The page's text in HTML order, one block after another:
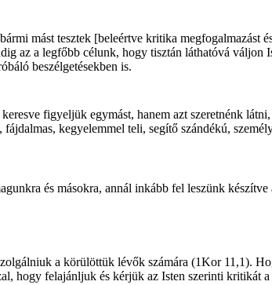
mást tesztek [beleértve kritika megfogalmazást
az a legfőbb célunk, hogy tisztán láthatóvá váljon
beszélgetésekben is.
figyeljük egymást, hanem azt szeretnénk
kegyelemmel teli, segítő szándékú,
és másokra, annál inkább fel leszünk készítve
a körülöttük lévők számára (1Kor 11,1).
hogy felajánljuk és kérjük az Isten szerinti kritikát